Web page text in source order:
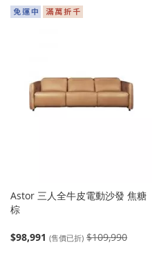
入
Astor 三人全牛皮電動沙發 焦糖
棕
$98,991 (售價已折) $109,990